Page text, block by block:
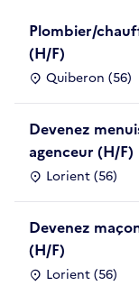
Plombier/
(H/F)
Quiberon (56)
Devenez
agenceur (H/F)
Lorient (56)
Devenez
(H/F)
Lorient (56)